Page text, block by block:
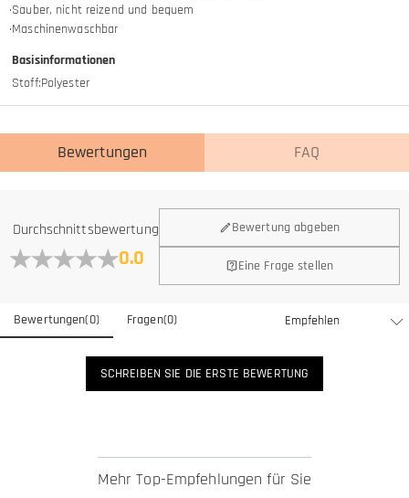
·Sauber, nicht reizend und bequem
·Maschinenwaschbar
Basisinformationen
Stoff:Polyester
Bewertungen FAQ
Durchschnittsbewertung
0.0
Bewertung abgeben
Eine Frage stellen
Bewertungen(0) Fragen(0)
SCHREIBEN SIE DIE ERSTE BEWERTUNG
Mehr Top-Empfehlungen für Sie